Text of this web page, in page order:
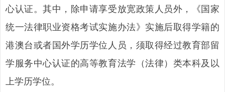
心认证。其中，除申请享受放宽政策人员外，《国家
统一法律职业资格考试实施办法》实施后取得学籍的
港澳台或者国外学历学位人员，须取得经过教育部留
学服务中心认证的高等教育法学（法律）类本科及以
上学历学位。